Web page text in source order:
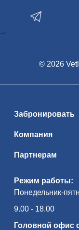
Режим работы:
Понедельник-
9.00 - 18.00
Головной офис
Забронировать
Компания
Партнерам
© 2026
-->